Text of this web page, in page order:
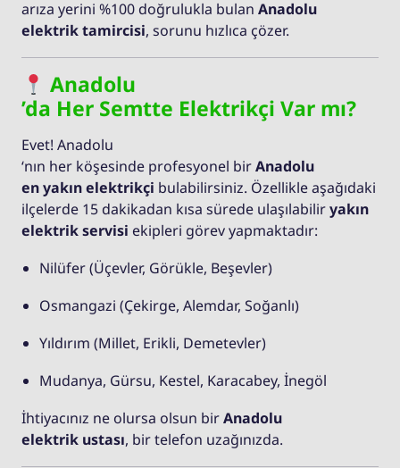
arıza yerini %100 doğrulukla bulan Anadolu
elektrik tamircisi, sorunu hızlıca çözer.
Anadolu
’da Her Semtte Elektrikçi Var mı?
Evet! Anadolu
‘nın her köşesinde profesyonel birAnadolu
en yakın elektrikçi bulabilirsiniz. Özellikle aşağıdaki
ilçelerde 15 dakikadan kısa sürede ulaşılabiliryakın
elektrik servisi ekipleri görev yapmaktadır:
Nilüfer (Üçevler, Görükle, Beşevler)
Osmangazi (Çekirge, Alemdar, Soğanlı)
Yıldırım (Millet, Erikli, Demetevler)
Mudanya, Gürsu, Kestel, Karacabey, İnegöl
İhtiyacınız ne olursa olsun birAnadolu
elektrik ustası, bir telefon uzağınızda.